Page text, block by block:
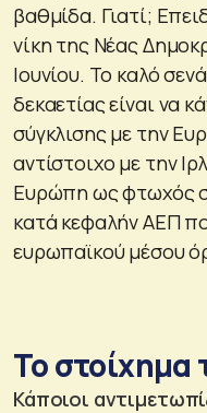
βαθμίδα. Γιατί;
νίκη της Νέας
Ιουνίου. Το καλό
δεκαετίας είναι να
σύγκλισης με την
αντίστοιχο με την
Ευρώπη ως φτωχός
κατά κεφαλήν ΑΕΠ
ευρωπαϊκού μέσου
Το στοίχημα
Κάποιοι